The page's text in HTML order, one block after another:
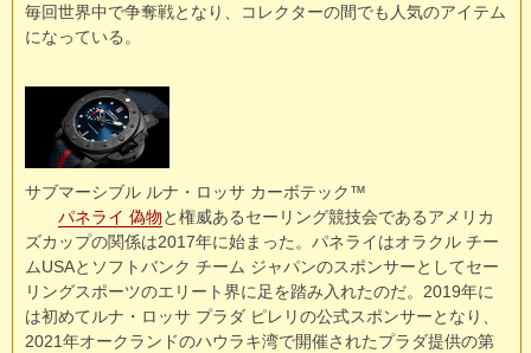
毎回世界中で争奪戦となり、コレクターの間でも人気のアイテム
になっている。
サブマーシブル ルナ・ロッサ カーボテック™
パネライ 偽物と権威あるセーリング競技会であるアメリカ
ズカップの関係は2017年に始まった。パネライはオラクル チー
ムUSAとソフトバンク チーム ジャパンのスポンサーとしてセー
リングスポーツのエリート界に足を踏み入れたのだ。2019年に
は初めてルナ・ロッサ プラダ ピレリの公式スポンサーとなり、
2021年オークランドのハウラキ湾で開催されたプラダ提供の第